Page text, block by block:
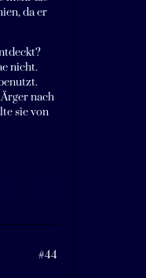
da er
nicht.
nach
sie von
#44